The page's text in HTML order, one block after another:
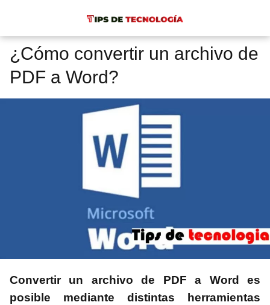
¿Cómo convertir un archivo de
PDF a Word?
Convertir un archivo de PDF a Word es
posible mediante distintas herramientas